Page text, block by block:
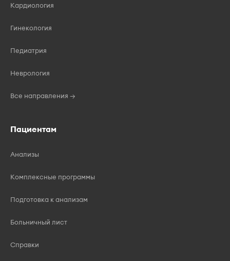
Кардиология
Гинекология
Педиатрия
Неврология
Все направления →
Пациентам
Анализы
Комплексные программы
Подготовка к анализам
Больничный лист
Справки